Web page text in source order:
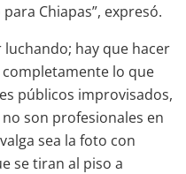
Chiapas”, expresó.
hay que hacer
lo que
públicos improvisados,
son profesionales en
sea la foto con
se tiran al piso a